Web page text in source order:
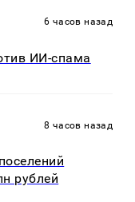
6 часов назад
ИИ-спама
8 часов назад
рублей